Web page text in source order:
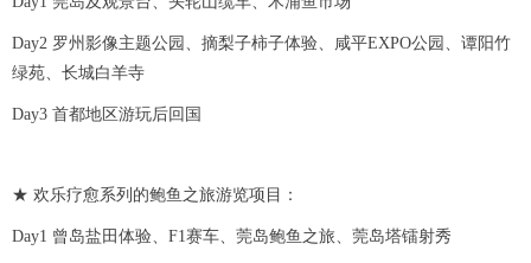
Day2 罗州影像主题公园、摘梨子柿子体验、咸平EXPO公园、谭阳竹
绿苑、长城白羊寺
Day3 首都地区游玩后回国
★ 欢乐疗愈系列的鲍鱼之旅游览项目：
Day1 曾岛盐田体验、F1赛车、莞岛鲍鱼之旅、莞岛塔镭射秀